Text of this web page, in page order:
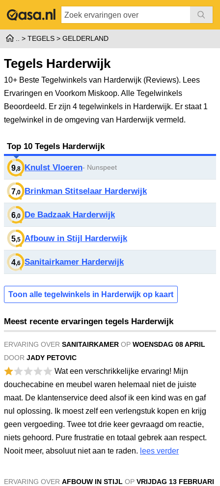
TEGELS GELDERLAND
Tegels Harderwijk
10+ Beste Tegelwinkels van Harderwijk (Reviews). Lees
Ervaringen en Voorkom Miskoop. Alle Tegelwinkels
Beoordeeld. Er zijn 4 tegelwinkels in Harderwijk. Er staat 1
tegelwinkel in de omgeving van Harderwijk vermeld.
Top 10 Tegels Harderwijk
9,8 Knulst Vloeren- Nunspeet
7,0 Brinkman Stitselaar Harderwijk
6,0 De Badzaak Harderwijk
5,5 Afbouw in Stijl Harderwijk
4,6 Sanitairkamer Harderwijk
Toon alle tegelwinkels in Harderwijk op kaart
Meest recente ervaringen tegels Harderwijk
ERVARING OVER SANITAIRKAMER OP WOENSDAG 08 APRIL
DOOR JADY PETOVIC
Wat een verschrikkelijke ervaring! Mijn
douchecabine en meubel waren helemaal niet de juiste
maat. De klantenservice deed alsof ik een kind was en gaf
nul oplossing. Ik moest zelf een verlengstuk kopen en krijg
geen vergoeding. Twee tot drie keer gevraagd om reactie,
niets gehoord. Pure frustratie en totaal gebrek aan respect.
Nooit meer, absoluut niet aan te raden. lees verder
ERVARING OVER AFBOUW IN STIJL OP VRIJDAG 13 FEBRUARI